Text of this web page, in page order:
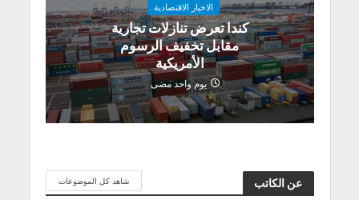
الاخبار الاقتصادية
كندا تعرض تنازلات تجارية
مقابل تخفيف الرسوم
الأمريكية
يوم واحد مضى
عن الكاتب شاهد كل الموضوعات